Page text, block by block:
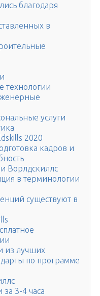
благодаря
в
технологии
услуги
2020
кадров и
Ворлдскиллс
в терминологии
существуют в
из лучших
по программе
3-4 часа